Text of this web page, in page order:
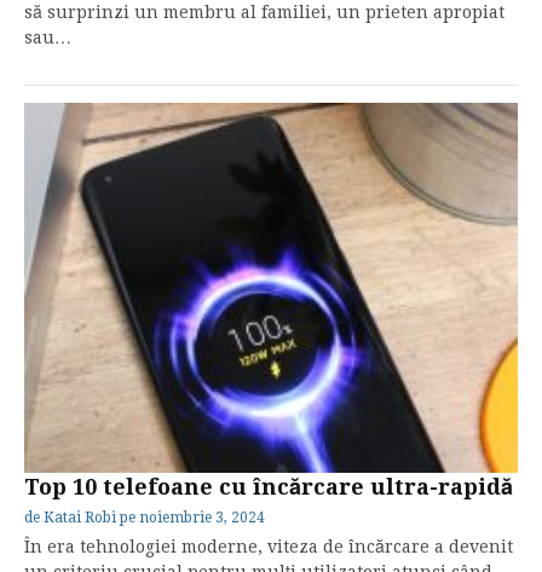
să surprinzi un membru al familiei, un prieten apropiat
sau…
Top 10 telefoane cu încărcare ultra-rapidă
de Katai Robi pe noiembrie 3, 2024
În era tehnologiei moderne, viteza de încărcare a devenit